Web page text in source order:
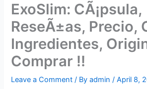
ExoSlim: CÃ¡psula,
ReseÃ±as, Precio,
Ingredientes,
Comprar !!
Leave a Comment / Byadmin/April 8,